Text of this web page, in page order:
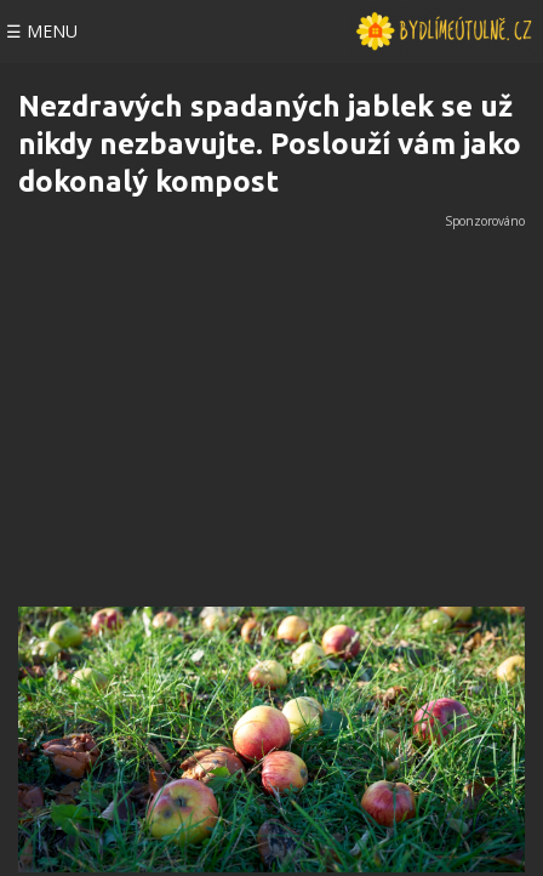
☰ MENU
Nezdravých spadaných jablek se už
nikdy nezbavujte. Poslouží vám jako
dokonalý kompost